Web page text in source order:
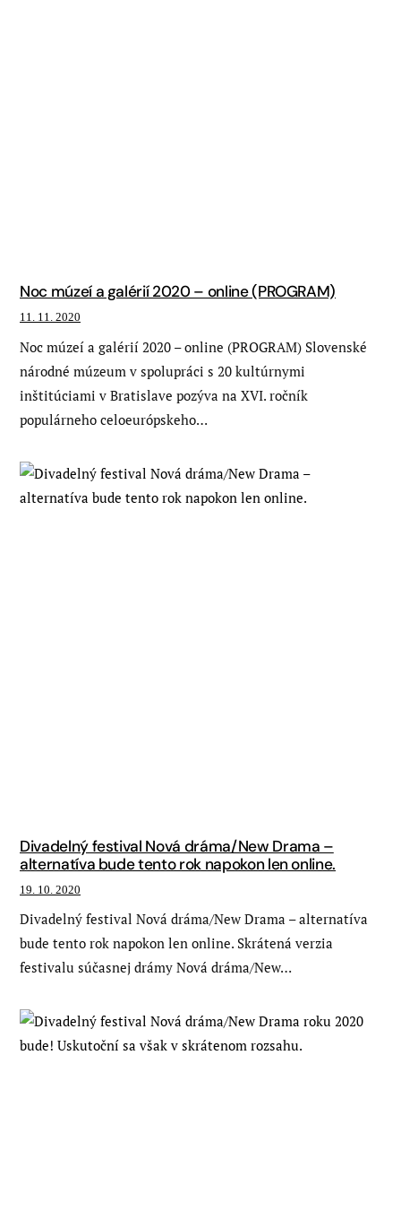
Noc múzeí a galérií 2020 – online (PROGRAM)
11. 11. 2020
Noc múzeí a galérií 2020 – online (PROGRAM) Slovenské
národné múzeum v spolupráci s 20 kultúrnymi
inštitúciami v Bratislave pozýva na XVI. ročník
populárneho celoeurópskeho…
Divadelný festival Nová dráma/New Drama –
alternatíva bude tento rok napokon len online.
19. 10. 2020
Divadelný festival Nová dráma/New Drama – alternatíva
bude tento rok napokon len online. Skrátená verzia
festivalu súčasnej drámy Nová dráma/New…